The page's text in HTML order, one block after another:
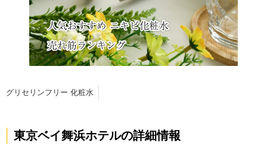
グリセリンフリー 化粧水
東京ベイ舞浜ホテルの詳細情報